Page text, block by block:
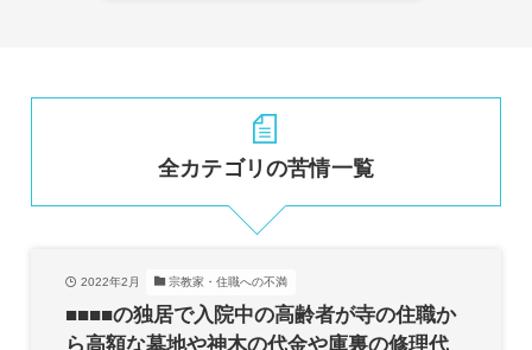
全カテゴリの苦情一覧
2022年2月 宗教家・住職への不満
■■■■の独居で入院中の高齢者が寺の住職か
ら高額な墓地や神木の代金や庫裏の修理代